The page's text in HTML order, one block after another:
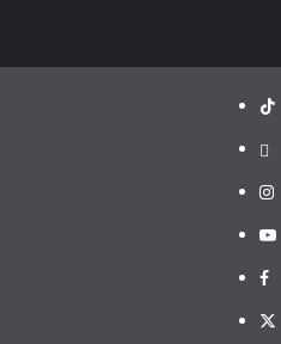
X